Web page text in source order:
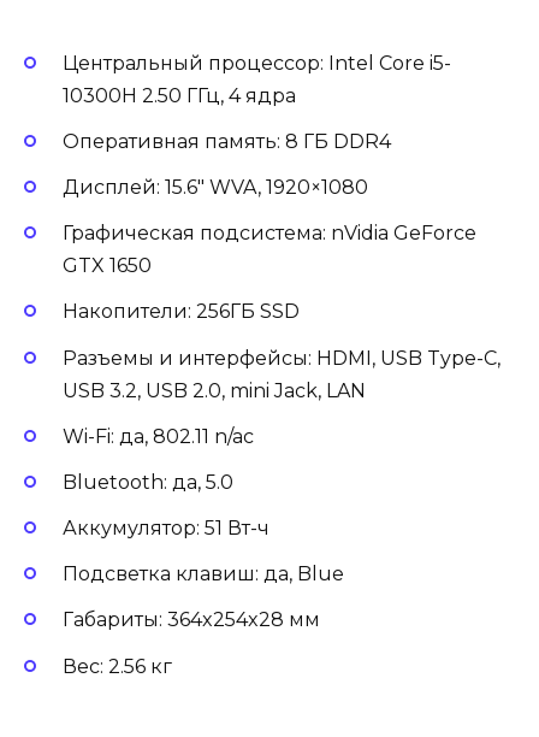
Центральный процессор: Intel Core i5-
10300H 2.50 ГГц, 4 ядра
Оперативная память: 8 ГБ DDR4
Дисплей: 15.6″ WVA, 1920×1080
Графическая подсистема: nVidia GeForce
GTX 1650
Накопители: 256ГБ SSD
Разъемы и интерфейсы: HDMI, USB Type-C,
USB 3.2, USB 2.0, mini Jack, LAN
Wi-Fi: да, 802.11 n/ac
Bluetooth: да, 5.0
Аккумулятор: 51 Вт-ч
Подсветка клавиш: да, Blue
Габариты: 364x254x28 мм
Вес: 2.56 кг